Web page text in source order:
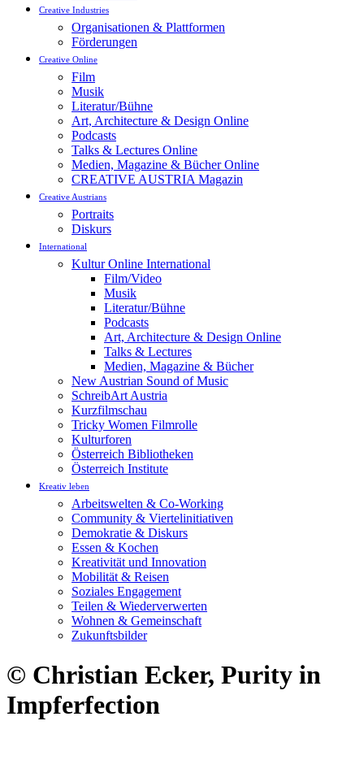
Creative Industries
Organisationen & Plattformen
Förderungen
Creative Online
Film
Musik
Literatur/Bühne
Art, Architecture & Design Online
Podcasts
Talks & Lectures Online
Medien, Magazine & Bücher Online
CREATIVE AUSTRIA Magazin
Creative Austrians
Portraits
Diskurs
International
Kultur Online International
Film/Video
Musik
Literatur/Bühne
Podcasts
Art, Architecture & Design Online
Talks & Lectures
Medien, Magazine & Bücher
New Austrian Sound of Music
SchreibArt Austria
Kurzfilmschau
Tricky Women Filmrolle
Kulturforen
Österreich Bibliotheken
Österreich Institute
Kreativ leben
Arbeitswelten & Co-Working
Community & Viertelinitiativen
Demokratie & Diskurs
Essen & Kochen
Kreativität und Innovation
Mobilität & Reisen
Soziales Engagement
Teilen & Wiederverwerten
Wohnen & Gemeinschaft
Zukunftsbilder
© Christian Ecker, Purity in
Impferfection